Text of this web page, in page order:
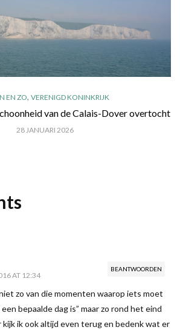
EN ZO, VERENIGD KONINKRIJK
van de Calais-Dover overtocht
28 JANUARI 2026
BEANTWOORDEN
AT 12:34
zo van die momenten waarop iets moet
bepaalde dag is” maar zo rond het eind
kijk ik ook altijd even terug en bedenk wat er